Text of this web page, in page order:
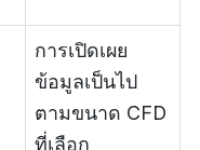
การเปิดเผย
ข้อมูลเป็นไป
ตามขนาด CFD
ที่เลือก